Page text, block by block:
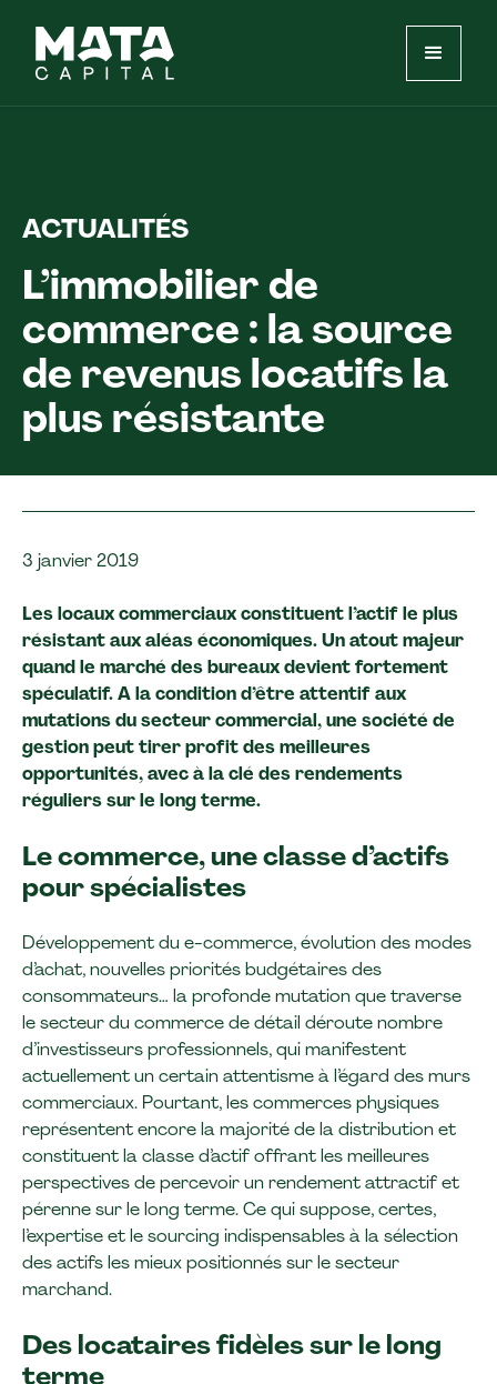
ACTUALITÉS
L’immobilier de
commerce : la source
de revenus locatifs la
plus résistante
3 janvier 2019
Les locaux commerciaux constituent l’actif le plus
résistant aux aléas économiques. Un atout majeur
quand le marché des bureaux devient fortement
spéculatif. A la condition d’être attentif aux
mutations du secteur commercial, une société de
gestion peut tirer profit des meilleures
opportunités, avec à la clé des rendements
réguliers sur le long terme.
Le commerce, une classe d’actifs
pour spécialistes
Développement du e-commerce, évolution des modes
d’achat, nouvelles priorités budgétaires des
consommateurs… la profonde mutation que traverse
le secteur du commerce de détail déroute nombre
d’investisseurs professionnels, qui manifestent
actuellement un certain attentisme à l’égard des murs
commerciaux. Pourtant, les commerces physiques
représentent encore la majorité de la distribution et
constituent la classe d’actif offrant les meilleures
perspectives de percevoir un rendement attractif et
pérenne sur le long terme. Ce qui suppose, certes,
l’expertise et le sourcing indispensables à la sélection
des actifs les mieux positionnés sur le secteur
marchand.
Des locataires fidèles sur le long
terme